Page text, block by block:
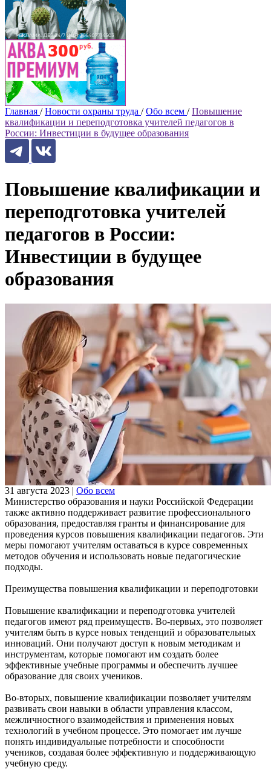
Главная / Новости охраны труда / Обо всем / Повышение
квалификации и переподготовка учителей педагогов в
России: Инвестиции в будущее образования
Повышение квалификации и
переподготовка учителей
педагогов в России:
Инвестиции в будущее
образования
31 августа 2023 | Обо всем
Министерство образования и науки Российской Федерации
также активно поддерживает развитие профессионального
образования, предоставляя гранты и финансирование для
проведения курсов повышения квалификации педагогов. Эти
меры помогают учителям оставаться в курсе современных
методов обучения и использовать новые педагогические
подходы.
Преимущества повышения квалификации и переподготовки
Повышение квалификации и переподготовка учителей
педагогов имеют ряд преимуществ. Во-первых, это позволяет
учителям быть в курсе новых тенденций и образовательных
инноваций. Они получают доступ к новым методикам и
инструментам, которые помогают им создать более
эффективные учебные программы и обеспечить лучшее
образование для своих учеников.
Во-вторых, повышение квалификации позволяет учителям
развивать свои навыки в области управления классом,
межличностного взаимодействия и применения новых
технологий в учебном процессе. Это помогает им лучше
понять индивидуальные потребности и способности
учеников, создавая более эффективную и поддерживающую
учебную среду.